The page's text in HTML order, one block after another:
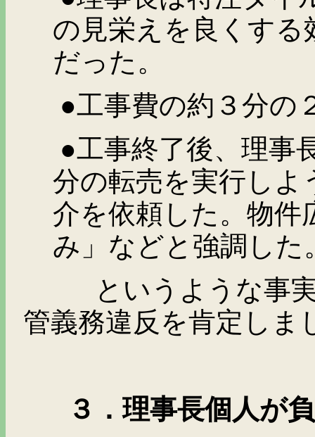
の見栄えを良くす
だった。
●工事費の約３分の
●工事終了後、理事
分の転売を実行しよ
介を依頼した。物件
み」などと強調した
というような事実
管義務違反を肯定しま
３．理事長個人が負